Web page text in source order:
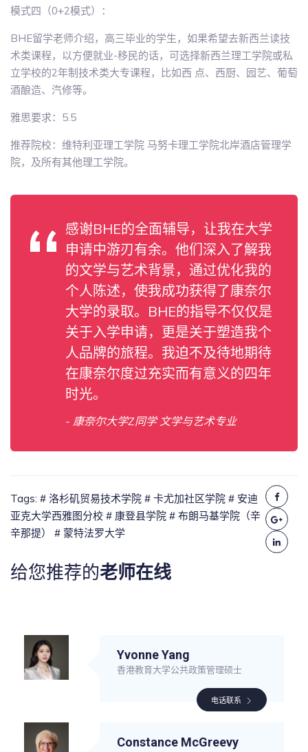
模式四（0+2模式）：
BHE留学老师介绍，高三毕业的学生，如果希望去新西兰读技
术类课程，以方便就业-移民的话，可选择新西兰理工学院或私
立学校的2年制技术类大专课程，比如西 点、西厨、园艺、葡萄
酒酿造、汽修等。
雅思要求：5.5
推荐院校：维特利亚理工学院 马努卡理工学院北岸酒店管理学
院，及所有其他理工学院。
感谢BHE的全面辅导，让我在大学
申请中游刃有余。他们深入了解我
的文学与艺术背景，通过优化我的
个人陈述，使我成功获得了康奈尔
大学的录取。BHE的指导不仅仅是
关于入学申请，更是关于塑造我个
人品牌的旅程。我迫不及待地期待
在康奈尔度过充实而有意义的四年
时光。
- 康奈尔大学Z同学 文学与艺术专业
Tags: # 洛杉矶贸易技术学院 # 卡尤加社区学院 # 安迪
亚克大学西雅图分校 # 康登县学院 # 布朗马基学院（辛
辛那提）
# 蒙特法罗大学
给您推荐的老师在线
Yvonne Yang
香港教育大学公共政策管理硕士
电话联系
Constance McGreevy